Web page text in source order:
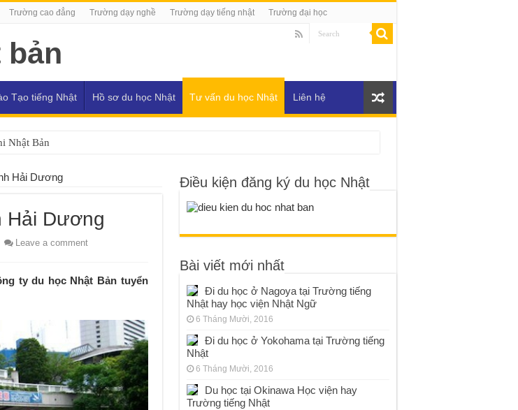
Trường cao đẳng Trường dạy nghề Trường dạy tiếng nhật Trường đại học
Tạo tiếng Nhật Hồ sơ du học Nhật Tư vấn du học Nhật Liên hệ
Nhật Bản
Hải Dương
Hải Dương
Leave a comment
ty du học Nhật Bản tuyển
Điều kiện đăng ký du học Nhật
Bài viết mới nhất
Đi du học ở Nagoya tại Trường tiếng
Nhật hay học viện Nhật Ngữ
6 Tháng Mười, 2016
Đi du học ở Yokohama tại Trường tiếng
Nhật
6 Tháng Mười, 2016
Du học tại Okinawa Học viện hay
Trường tiếng Nhật